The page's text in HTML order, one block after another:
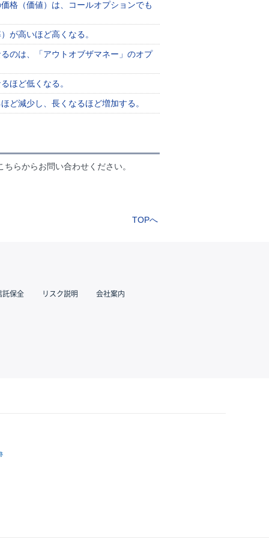
格（価値）は、コールオプションでも
が高いほど高くなる。
のは、「アウトオブザマネー」のオプ
ほど低くなる。
ど減少し、長くなるほど増加する。
らからお問い合わせください。
TOPへ
託保全 リスク説明 会社案内